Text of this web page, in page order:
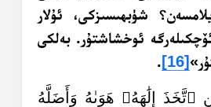
شۈبھىسىزكى، ئۇلار
ئوخشاشتۇر. بەلكى
[16]
.
إِلَٰهَهُۥ هَوَىٰهُ وَأَضَلَّهُ